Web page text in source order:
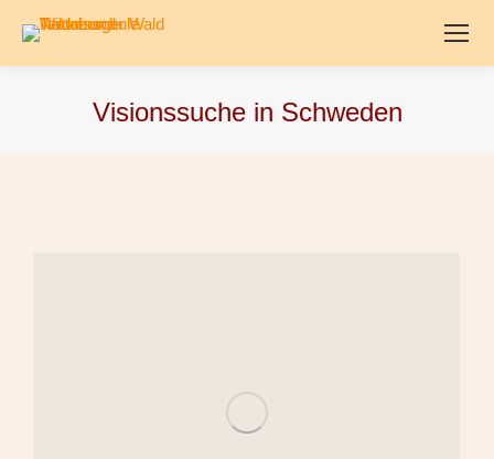
Visionssuche in Schweden